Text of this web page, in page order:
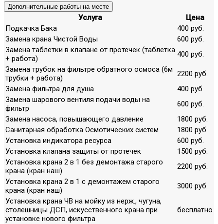
Дополнительные работы на месте
Услуга
Цена
Подкачка Бака
400 руб.
Замена крана Чистой Воды
600 руб.
Замена таблетки в клапане от протечек (таблетка
+ работа)
400 руб.
Замена трубок на фильтре обратного осмоса (6м
трубки + работа)
2200 руб.
Замена фильтра для душа
400 руб.
Замена шарового вентиля подачи воды на
фильтр
600 руб.
Замена насоса, повышающего давление
1800 руб.
Санитарная обработка Осмотических систем
1800 руб.
Установка индикатора ресурса
600 руб.
Установка клапана защиты от протечек
1500 руб.
Установка крана 2 в 1 без демонтажа старого
крана (кран наш)
2200 руб.
Установка крана 2 в 1 с демонтажем старого
крана (кран наш)
3000 руб.
Установка крана ЧВ на мойку из нерж., чугуна,
столешницы ДСП, искусственного крана при
установке нового фильтра
бесплатно